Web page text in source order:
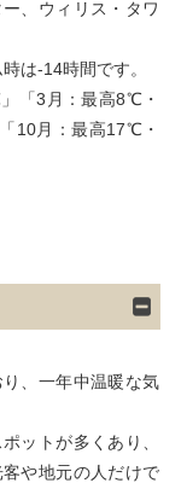
、ウィリス・タワ
は-14時間です。
「3月：最高8℃・
10月：最高17℃・
、一年中温暖な気
ットが多くあり、
や地元の人だけで